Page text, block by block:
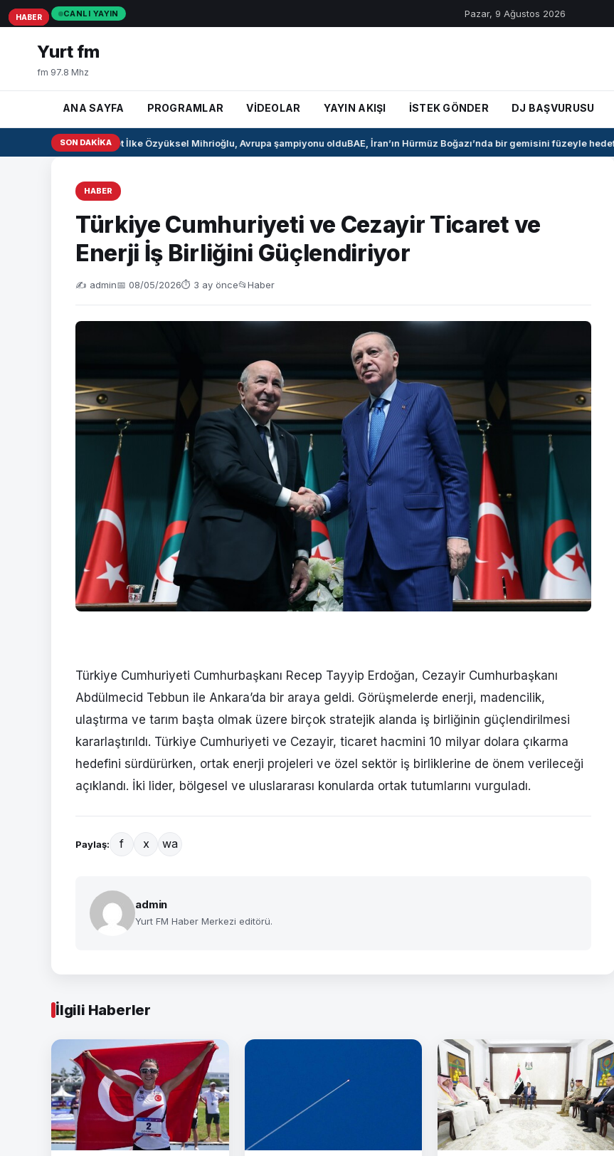
CANLI YAYIN Pazar, 9 Ağustos 2026
Yurt fm
fm 97.8 Mhz
ANA SAYFA PROGRAMLAR VİDEOLAR YAYIN AKIŞI İSTEK GÖNDER DJ BAŞVURUSU
SON DAKIKA
Milli pentatlet İlke Özyüksel Mihrioğlu, Avrupa şampiyonu olduBAE, İran’ın Hürmüz Boğazı’nda bir gemisini füzeyle hedef
HABER
Türkiye Cumhuriyeti ve Cezayir Ticaret ve
Enerji İş Birliğini Güçlendiriyor
✍️ admin📅 08/05/2026⏱ 3 ay önce📂Haber
Türkiye Cumhuriyeti Cumhurbaşkanı Recep Tayyip Erdoğan, Cezayir Cumhurbaşkanı
Abdülmecid Tebbun ile Ankara’da bir araya geldi. Görüşmelerde enerji, madencilik,
ulaştırma ve tarım başta olmak üzere birçok stratejik alanda iş birliğinin güçlendirilmesi
kararlaştırıldı. Türkiye Cumhuriyeti ve Cezayir, ticaret hacmini 10 milyar dolara çıkarma
hedefini sürdürürken, ortak enerji projeleri ve özel sektör iş birliklerine de önem verileceği
açıklandı. İki lider, bölgesel ve uluslararası konularda ortak tutumlarını vurguladı.
Paylaş: f x wa
admin
Yurt FM Haber Merkezi editörü.
İlgili Haberler
HABER
HABER
HABER